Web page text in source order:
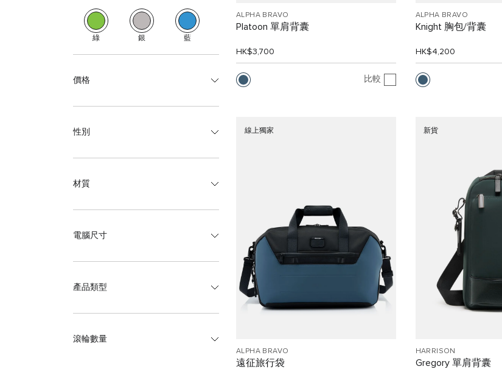
綠 銀 藍
價格
性別
材質
電腦尺寸
產品類型
滾輪數量
ALPHA BRAVO
Platoon 單肩背囊
HK$3,700
比較
ALPHA BRAVO
Knight 胸包/背囊
HK$4,200
線上獨家
ALPHA BRAVO
遠征旅行袋
新貨
HARRISON
Gregory 單肩背囊